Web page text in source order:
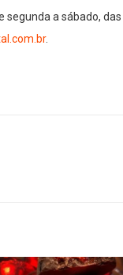
segunda a sábado, das
.